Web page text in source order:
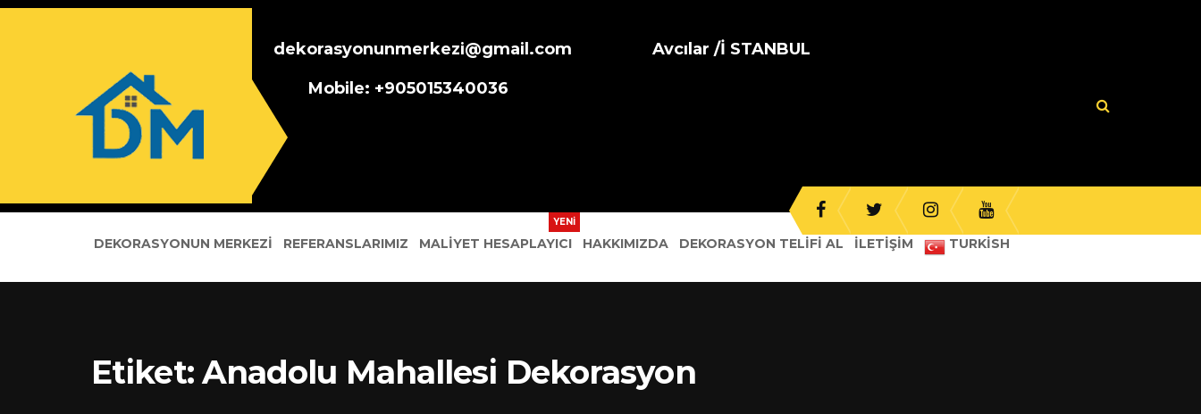
dekorasyonunmerkezi@gmail.com
Mobile: +905015340036
Avcılar /İ STANBUL
DEKORASYONUN MERKEZI REFERANSLARIMIZ MALIYET HESAPLAYICI HAKKIMIZDA DEKORASYON TELIFI AL İLETIŞIM TURKISH
Etiket: Anadolu Mahallesi Dekorasyon